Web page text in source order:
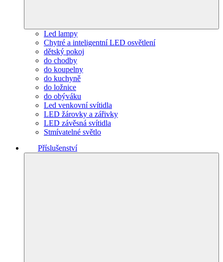
Led lampy
Chytré a inteligentní LED osvětlení
dětský pokoj
do chodby
do koupelny
do kuchyně
do ložnice
do obýváku
Led venkovní svítidla
LED žárovky a zářivky
LED závěsná svítidla
Stmívatelné světlo
Příslušenství